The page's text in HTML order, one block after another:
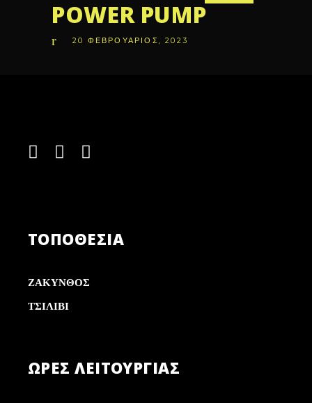
POWER PUMP
20 ΦΕΒΡΟΥΆΡΙΟΣ,2023
ΤΟΠΟΘΕΣΙΑ
ΖΑΚΥΝΘΟΣ
ΤΣΙΛΙΒΙ
ΏΡΕΣ ΛΕΙΤΟΥΡΓΊΑΣ